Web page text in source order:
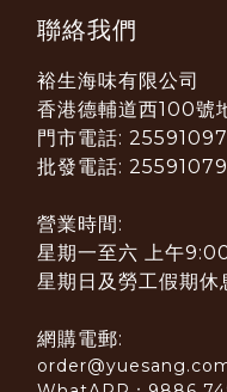
聯絡我們
裕生海味有限公司
香港德輔道西100號
門市電話: 25591097
批發電話: 25591079
營業時間:
星期一至六 上午
星期日及勞工假期休
網購電郵: